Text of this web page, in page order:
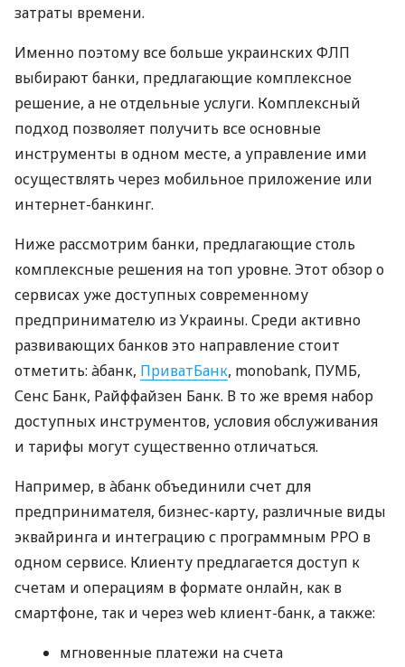
затраты времени.
Именно поэтому все больше украинских ФЛП
выбирают банки, предлагающие комплексное
решение, а не отдельные услуги. Комплексный
подход позволяет получить все основные
инструменты в одном месте, а управление ими
осуществлять через мобильное приложение или
интернет-банкинг.
Ниже рассмотрим банки, предлагающие столь
комплексные решения на топ уровне. Этот обзор о
сервисах уже доступных современному
предпринимателю из Украины. Среди активно
развивающих банков это направление стоит
отметить: àбанк, ПриватБанк, monobank, ПУМБ,
Сенс Банк, Райффайзен Банк. В то же время набор
доступных инструментов, условия обслуживания
и тарифы могут существенно отличаться.
Например, в àбанк объединили счет для
предпринимателя, бизнес-карту, различные виды
эквайринга и интеграцию с программным РРО в
одном сервисе. Клиенту предлагается доступ к
счетам и операциям в формате онлайн, как в
смартфоне, так и через web клиент-банк, а также:
мгновенные платежи на счета